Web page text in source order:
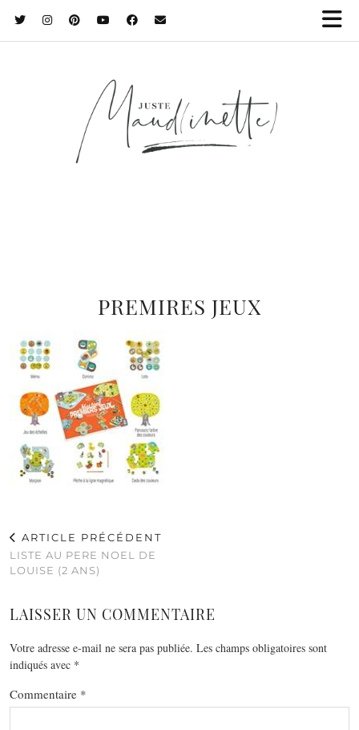
PREMIRES JEUX
ARTICLE PRÉCÉDENT
LISTE AU PERE NOEL DE
LOUISE (2 ANS)
LAISSER UN COMMENTAIRE
Votre adresse e-mail ne sera pas publiée. Les champs obligatoires sont
indiqués avec *
Commentaire *